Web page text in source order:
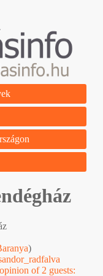
)
of 2 guests: